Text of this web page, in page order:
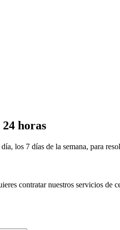
horas
los 7 días de la semana, para
contratar nuestros servicios de